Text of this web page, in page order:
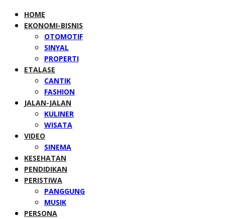
HOME
EKONOMI-BISNIS
OTOMOTIF
SINYAL
PROPERTI
ETALASE
CANTIK
FASHION
JALAN-JALAN
KULINER
WISATA
VIDEO
SINEMA
KESEHATAN
PENDIDIKAN
PERISTIWA
PANGGUNG
MUSIK
PERSONA